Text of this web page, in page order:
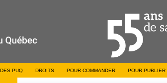
PUQ DROITS POUR COMMANDER POUR PUBLIER